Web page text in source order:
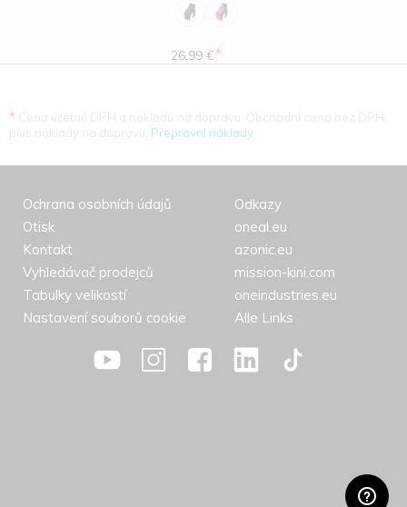
26.99 €*
*
Přepravní náklady
Ochrana osobních údajů
Otisk
Kontakt
Vyhledávač prodejců
Tabulky velikostí
Nastavení souborů cookie
Odkazy
oneal.eu
azonic.eu
mission-kini.com
oneindustries.eu
Alle Links